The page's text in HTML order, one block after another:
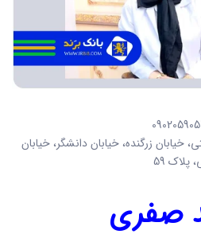
زرگنده، خیابان دانشگر، خیابان
59